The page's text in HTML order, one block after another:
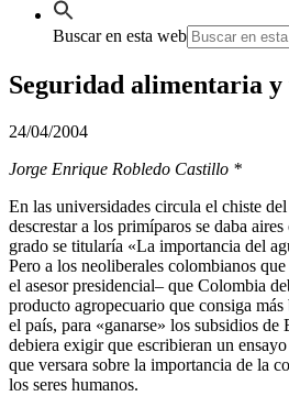
Buscar en esta web
Seguridad alimentaria y
24/04/2004
Jorge Enrique Robledo Castillo *
En las universidades circula el chiste
descrestar a los primíparos se daba
grado se titularía «La importancia del
Pero a los neoliberales colombianos
el asesor presidencial– que Colombia
producto agropecuario que consiga
el país, para «ganarse» los subsidios de
debiera exigir que escribieran un
que versara sobre la importancia de la
los seres humanos.